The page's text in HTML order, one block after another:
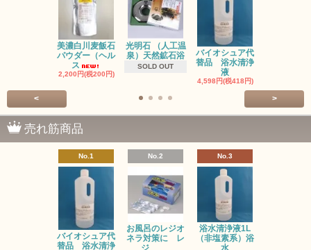
美濃白川麦飯石
パウダー（ヘル
ス
2,200円(税200円)
光明石 （人工温
泉）天然鉱石浴
SOLD OUT
バイオシュア代
替品 浴水清浄
液
4,598円(税418円)
< >
売れ筋商品
No.1
バイオシュア代
替品 浴水清浄
No.2
お風呂のレジオ
ネラ対策に レ
ジ
No.3
浴水清浄液1L
（非塩素系）浴
水